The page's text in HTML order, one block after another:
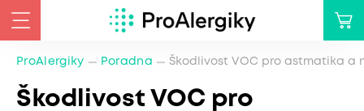
ProAlergiky Poradna Škodlivost VOC pro astmatika a
Škodlivost VOC pro